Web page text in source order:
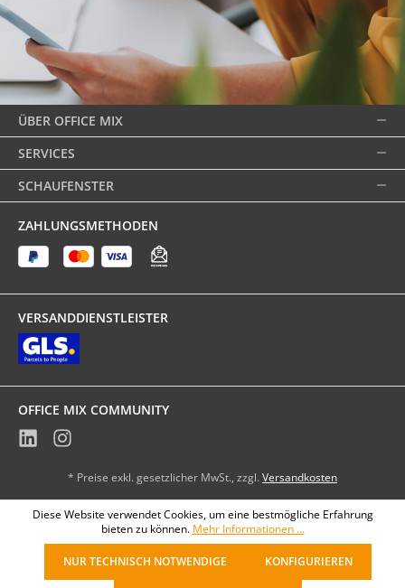
ÜBER OFFICE MIX
SERVICES
SCHAUFENSTER
ZAHLUNGSMETHODEN
VERSANDDIENSTLEISTER
OFFICE MIX COMMUNITY
* Preise exkl. gesetzlicher MwSt., zzgl. Versandkosten
Diese Website verwendet Cookies, um eine bestmögliche Erfahrung
bieten zu können. Mehr Informationen ...
NUR TECHNISCH NOTWENDIGE KONFIGURIEREN